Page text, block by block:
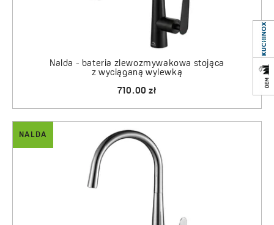
Nalda - bateria zlewozmywakowa stojąca
z wyciąganą wylewką
710.00 zł
NALDA